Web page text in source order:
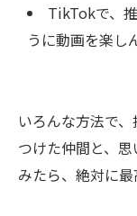
TikTokで、
うに動画を楽し
いろんな方法で
つけた仲間と、
みたら、絶対に